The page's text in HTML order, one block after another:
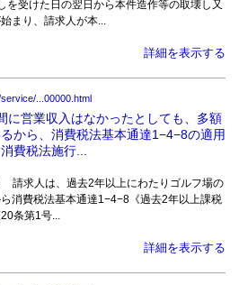
を受けた日の翌日から本件造作等の取壊し又
まり、請求人が本...
詳細を表示する
...00000.html
に営業収入はなかったとしても、多額
から、消費税法基本通達1−4−8の適用
費税法施行...
求人は、過去2年以上にわたりゴルフ場の
消費税法基本通達1−4−8《過去2年以上課税
条第1号...
詳細を表示する